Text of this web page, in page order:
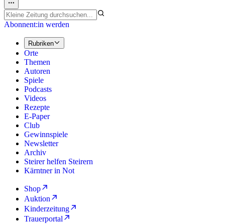
Abonnent:in werden
Rubriken
Orte
Themen
Autoren
Spiele
Podcasts
Videos
Rezepte
E-Paper
Club
Gewinnspiele
Newsletter
Archiv
Steirer helfen Steirern
Kärntner in Not
Shop
Auktion
Kinderzeitung
Trauerportal